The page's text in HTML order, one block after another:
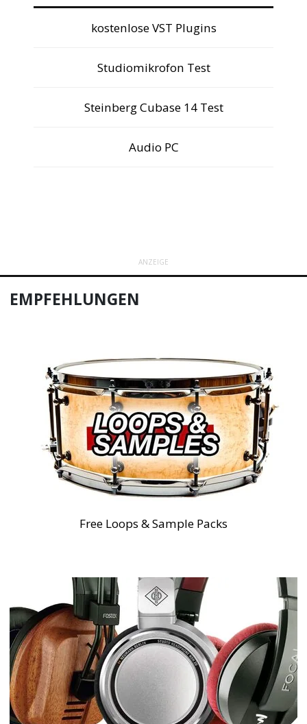
kostenlose VST Plugins
Studiomikrofon Test
Steinberg Cubase 14 Test
Audio PC
ANZEIGE
EMPFEHLUNGEN
Free Loops & Sample Packs